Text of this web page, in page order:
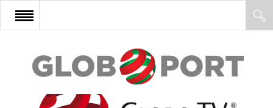
FŐOLDAL
AFRIKA